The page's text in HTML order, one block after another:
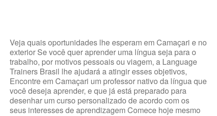
Veja quais oportunidades lhe esperam em Camaçari e no
exterior Se você quer aprender uma língua seja para o
trabalho, por motivos pessoais ou viagem, a Language
Trainers Brasil lhe ajudará a atingir esses objetivos,
Encontre em Camaçari um professor nativo da língua que
você deseja aprender, e que já está preparado para
desenhar um curso personalizado de acordo com os
seus interesses de aprendizagem Comece hoje mesmo